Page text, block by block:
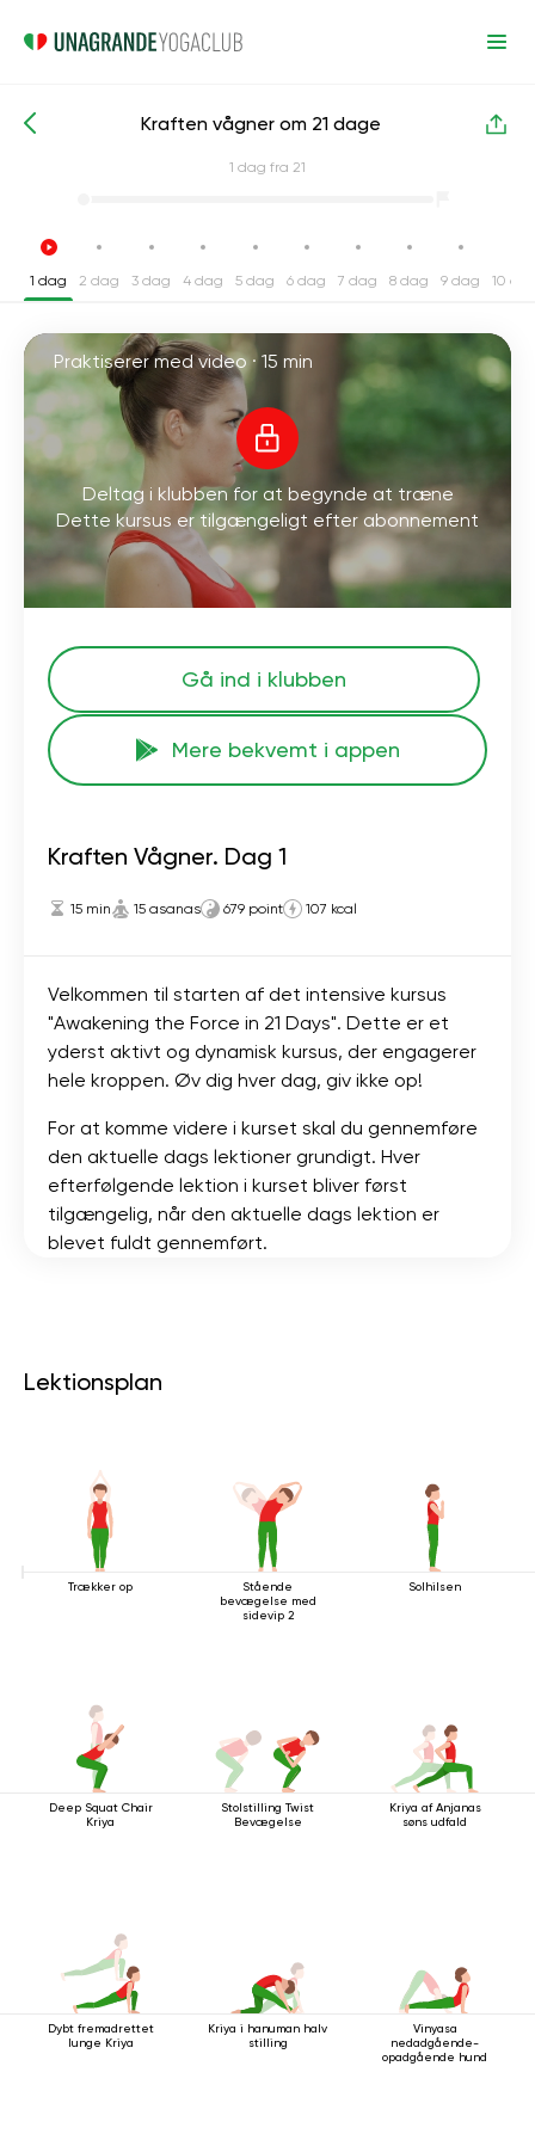
Intensive yogakurser Energi
Kraften vågner om 21 dage
1 dag fra 21
1 dag 2 dag 3 dag 4 dag 5 dag 6 dag 7 dag 8 dag 9 dag 10
Praktiserer med video · 15 min
Deltag i klubben for at begynde at træne
Dette kursus er tilgængeligt efter abonnement
Gå ind i klubben
Mere bekvemt i appen
Kraften Vågner. Dag 1
15 min 15 asanas 679 point 107 kcal
Velkommen til starten af ​​det intensive kursus
"Awakening the Force in 21 Days". Dette er et
yderst aktivt og dynamisk kursus, der engagerer
hele kroppen. Øv dig hver dag, giv ikke op!
For at komme videre i kurset skal du gennemføre
den aktuelle dags lektioner grundigt. Hver
efterfølgende lektion i kurset bliver først
tilgængelig, når den aktuelle dags lektion er
blevet fuldt gennemført.
Lektionsplan
Trækker op
Stående
bevægelse med
sidevip 2
Solhilsen
Deep Squat Chair
Kriya
Stolstilling Twist
Bevægelse
Kriya af Anjanas
søns udfald
Dybt fremadrettet
lunge Kriya
Kriya i hanuman halv
stilling
Vinyasa
nedadgående-
opadgående hund